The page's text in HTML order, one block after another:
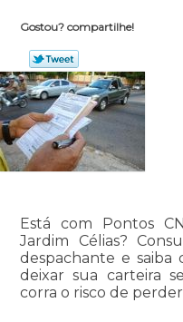
Gostou? compartilhe!
Está com Pontos
Jardim Célias?
despachante e saiba
deixar sua carteira
corra o risco de perder